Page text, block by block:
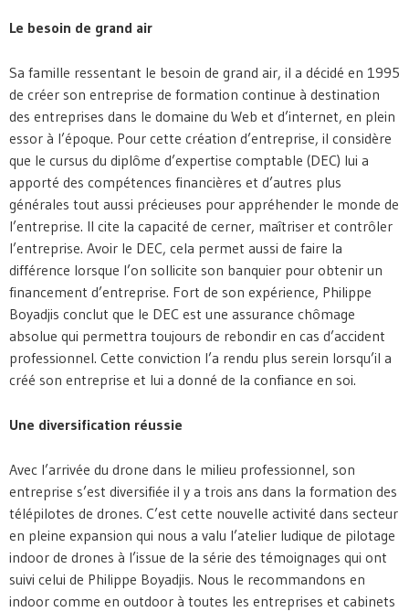
Le besoin de grand air
Sa famille ressentant le besoin de grand air, il a décidé en 1995
de créer son entreprise de formation continue à destination
des entreprises dans le domaine du Web et d’internet, en plein
essor à l’époque. Pour cette création d’entreprise, il considère
que le cursus du diplôme d’expertise comptable (DEC) lui a
apporté des compétences financières et d’autres plus
générales tout aussi précieuses pour appréhender le monde de
l’entreprise. Il cite la capacité de cerner, maîtriser et contrôler
l’entreprise. Avoir le DEC, cela permet aussi de faire la
différence lorsque l’on sollicite son banquier pour obtenir un
financement d’entreprise. Fort de son expérience, Philippe
Boyadjis conclut que le DEC est une assurance chômage
absolue qui permettra toujours de rebondir en cas d’accident
professionnel. Cette conviction l’a rendu plus serein lorsqu’il a
créé son entreprise et lui a donné de la confiance en soi.
Une diversification réussie
Avec l’arrivée du drone dans le milieu professionnel, son
entreprise s’est diversifiée il y a trois ans dans la formation des
télépilotes de drones. C’est cette nouvelle activité dans secteur
en pleine expansion qui nous a valu l’atelier ludique de pilotage
indoor de drones à l’issue de la série des témoignages qui ont
suivi celui de Philippe Boyadjis. Nous le recommandons en
indoor comme en outdoor à toutes les entreprises et cabinets